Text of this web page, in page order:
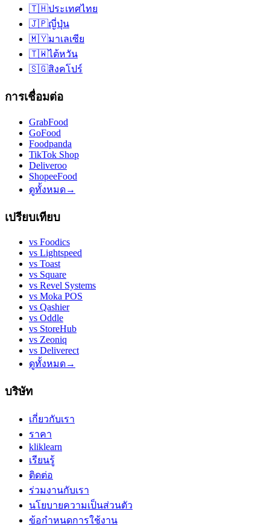
🇹🇭ประเทศไทย
🇯🇵ญี่ปุ่น
🇲🇾มาเลเซีย
🇹🇼ไต้หวัน
🇸🇬สิงคโปร์
การเชื่อมต่อ
GrabFood
GoFood
Foodpanda
TikTok Shop
Deliveroo
ShopeeFood
ดูทั้งหมด→
เปรียบเทียบ
vs Foodics
vs Lightspeed
vs Toast
vs Square
vs Revel Systems
vs Moka POS
vs Qashier
vs Oddle
vs StoreHub
vs Zeoniq
vs Deliverect
ดูทั้งหมด→
บริษัท
เกี่ยวกับเรา
ราคา
kliklearn
เรียนรู้
ติดต่อ
ร่วมงานกับเรา
นโยบายความเป็นส่วนตัว
ข้อกำหนดการใช้งาน